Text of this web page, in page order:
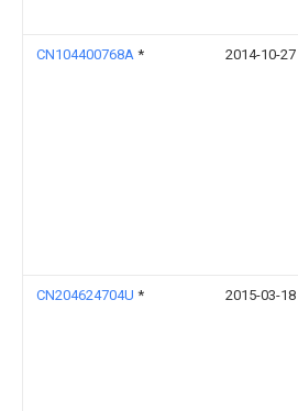
CN104400768A * 2014-10-27
CN204624704U * 2015-03-18